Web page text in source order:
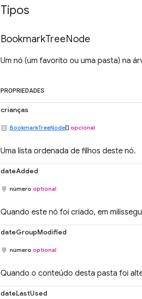
Tipos
BookmarkTreeNode
Um nó (um favorito ou uma pasta) na
PROPRIEDADES
crianças
BookmarkTreeNode[] opcional
Uma lista ordenada de filhos deste nó.
dateAdded
número optional
Quando este nó foi criado, em
dateGroupModified
número optional
Quando o conteúdo desta pasta foi
dateLastUsed